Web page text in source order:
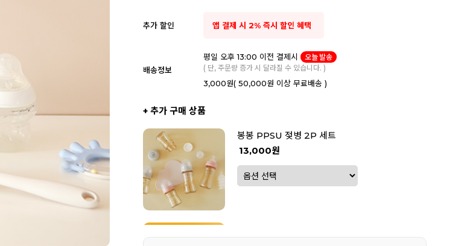
추가 할인 앱 결제 시 2% 즉시 할인 혜택
배송정보
평일 오후 13:00 이전 결제시
오늘 발송
( 단, 주문량 증가 시 달라질 수 있습니다. )
3,000원( 50,000원 이상 무료배송 )
+ 추가 구매 상품
봉봉 PPSU 젖병 2P 세트
13,000원